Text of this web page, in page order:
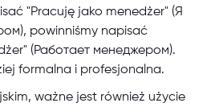
"Pracuję jako menedżer" (Я
powinniśmy napisać
(Работает менеджером).
formalna i profesjonalna.
ważne jest również użycie